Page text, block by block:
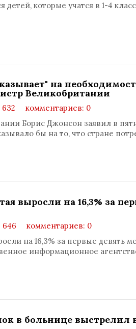
детей, которые учатся в 1-4
на
Великобритании
комментариев: 0
Борис Джонсон заявил в
бы на то, что стране
выросли на 16,3% за
646
комментариев: 0
на 16,3% за первые девять
информационное
в больнице выстрелил